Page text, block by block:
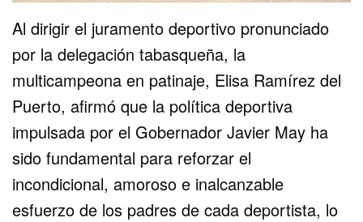
Al dirigir el juramento deportivo pronunciado
por la delegación tabasqueña, la
multicampeona en patinaje, Elisa Ramírez del
Puerto, afirmó que la política deportiva
impulsada por el Gobernador Javier May ha
sido fundamental para reforzar el
incondicional, amoroso e inalcanzable
esfuerzo de los padres de cada deportista, lo